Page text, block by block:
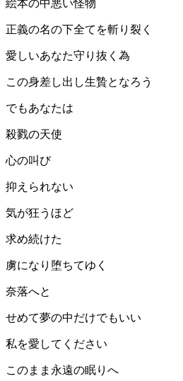
絵本の中悪い怪物
正義の名の下全てを斬り裂く
愛しいあなた守り抜く為
この身差し出し生贄となろう
でもあなたは
殺戮の天使
心の叫び
抑えられない
気が狂うほど
求め続けた
虜になり堕ちてゆく
奈落へと
せめて夢の中だけでもいい
私を愛してください
このまま永遠の眠りへ